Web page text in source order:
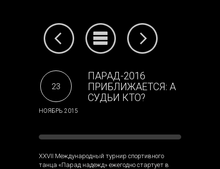
23
НОЯБРЬ 2015
ПАРАД-2016
ПРИБЛИЖАЕТСЯ: А
СУДЬИ КТО?
XXVII Международный турнир спортивного
танца «Парад надежд» ежегодно стартует в